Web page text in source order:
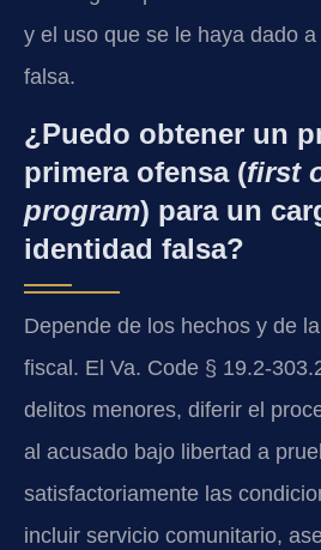
y el uso que se le haya dado
falsa.
¿Puedo obtener un
primera ofensa (first
program) para un
identidad falsa?
Depende de los hechos y de
fiscal. El Va. Code § 19.2-
delitos menores, diferir el
al acusado bajo libertad a
satisfactoriamente las
incluir servicio comunitario,